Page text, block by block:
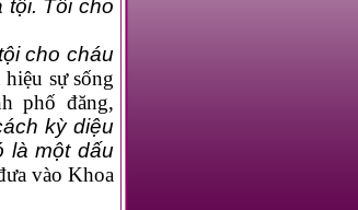
tội. Tôi cho
cho cháu
hiệu sự sống
phố đăng,
kỳ diệu
là một dấu
vào Khoa